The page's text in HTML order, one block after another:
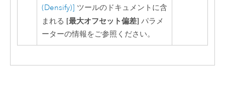
(Densify)] ツールのドキュメントに含
まれる [最大オフセット偏差] パラメ
ーターの情報をご参照ください。